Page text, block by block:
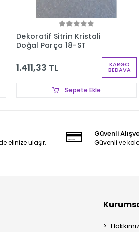
Dekoratif Sitrin Kristali
Doğal Parça 18-ST
1.411,33 TL KARGO
BEDAVA
Sepete Ekle
elinize ulaşır.
Güvenli
Güvenli ve